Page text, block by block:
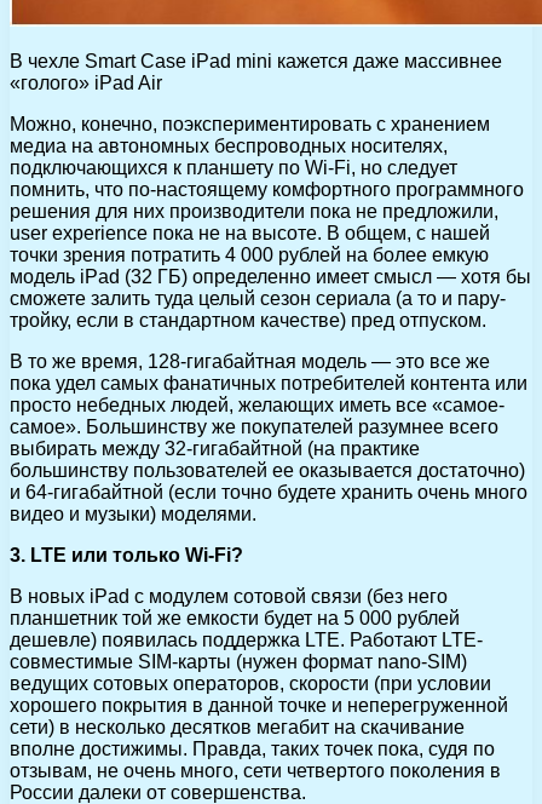
В чехле Smart Case iPad mini кажется даже массивнее
«голого» iPad Air
Можно, конечно, поэкспериментировать с хранением
медиа на автономных беспроводных носителях,
подключающихся к планшету по Wi-Fi, но следует
помнить, что по-настоящему комфортного программного
решения для них производители пока не предложили,
user experience пока не на высоте. В общем, с нашей
точки зрения потратить 4 000 рублей на более емкую
модель iPad (32 ГБ) определенно имеет смысл — хотя бы
сможете залить туда целый сезон сериала (а то и пару-
тройку, если в стандартном качестве) пред отпуском.
В то же время, 128-гигабайтная модель — это все же
пока удел самых фанатичных потребителей контента или
просто небедных людей, желающих иметь все «самое-
самое». Большинству же покупателей разумнее всего
выбирать между 32-гигабайтной (на практике
большинству пользователей ее оказывается достаточно)
и 64-гигабайтной (если точно будете хранить очень много
видео и музыки) моделями.
3. LTE или только Wi-Fi?
В новых iPad с модулем сотовой связи (без него
планшетник той же емкости будет на 5 000 рублей
дешевле) появилась поддержка LTE. Работают LTE-
совместимые SIM-карты (нужен формат nano-SIM)
ведущих сотовых операторов, скорости (при условии
хорошего покрытия в данной точке и неперегруженной
сети) в несколько десятков мегабит на скачивание
вполне достижимы. Правда, таких точек пока, судя по
отзывам, не очень много, сети четвертого поколения в
России далеки от совершенства.